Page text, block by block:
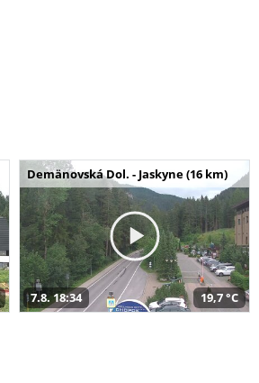
Demänovská Dol. - Jaskyne (16 km)
7.8. 18:34 19,7 °C